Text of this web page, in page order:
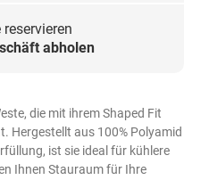
reservieren
abholen
die mit ihrem Shaped Fit
Hergestellt aus 100% Polyamid
ist sie ideal für kühlere
Ihnen Stauraum für Ihre